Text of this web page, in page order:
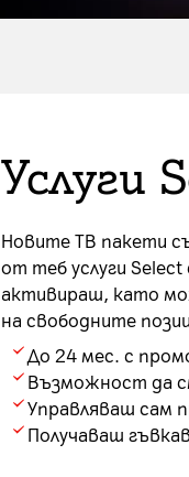
Услуги
Новите ТВ пакети
от теб услуги
активираш, като
на свободните
До 24 мес. с
Възможност да
Управляваш сам
Получаваш